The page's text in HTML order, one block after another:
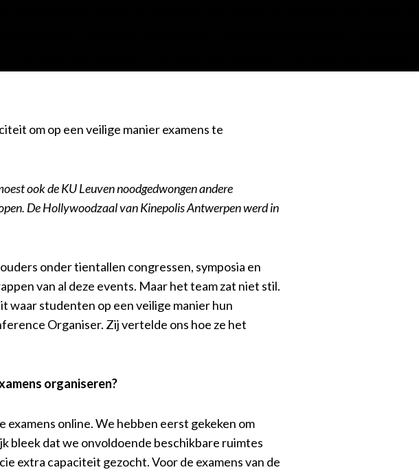
om op een veilige manier examens te
ook de KU Leuven noodgedwongen andere
De Hollywoodzaal van Kinepolis Antwerpen werd in
onder tientallen congressen, symposia en
van al deze events. Maar het team zat niet stil.
waar studenten op een veilige manier hun
Organiser. Zij vertelde ons hoe ze het
organiseren?
examens online. We hebben eerst gekeken om
bleek dat we onvoldoende beschikbare ruimtes
extra capaciteit gezocht. Voor de examens van de